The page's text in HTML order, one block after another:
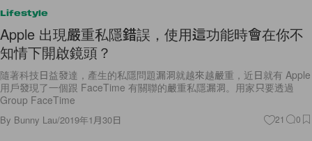
Lifestyle
Apple 出現嚴重私隱錯誤，使用這功能時會在你不
知情下開啟鏡頭？
隨著科技日益發達，產生的私隱問題漏洞就越來越嚴重，近日就有 Apple
用戶發現了一個跟 FaceTime 有關聯的嚴重私隱漏洞。用家只要透過
Group FaceTime
By Bunny Lau/2019年1月30日 21 0